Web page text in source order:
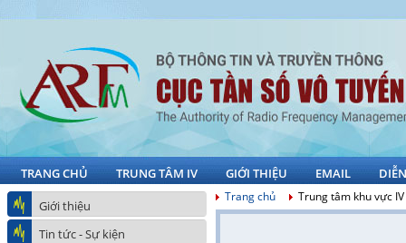
TRANG CHỦ TRUNG TÂM IV GIỚI THIỆU EMAIL
Giới thiệu
Tin tức - Sự kiện
Trang chủ Trung tâm khu vực IV